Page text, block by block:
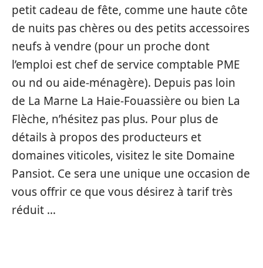
petit cadeau de fête, comme une haute côte
de nuits pas chères ou des petits accessoires
neufs à vendre (pour un proche dont
l’emploi est chef de service comptable PME
ou nd ou aide-ménagère). Depuis pas loin
de La Marne La Haie-Fouassière ou bien La
Flèche, n’hésitez pas plus. Pour plus de
détails à propos des producteurs et
domaines viticoles, visitez le site Domaine
Pansiot. Ce sera une unique une occasion de
vous offrir ce que vous désirez à tarif très
réduit …